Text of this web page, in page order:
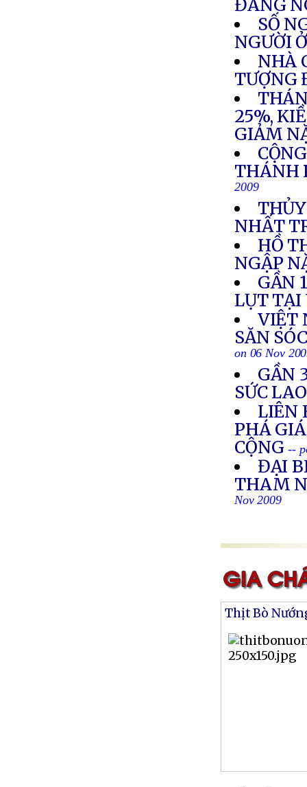
ĐÁNG
SỐ
NGƯỜI
NHÀ
TƯỢNG
25%,
GIẢM
THÁNH
2009
NHẤT
HỒ
NGẬP
GẦN
LỤT
VIỆT
SĂN
on 06 Nov
GẦN
SỨC
LIÊN
PHÁ
CỘNG --
ĐẠI
THAM
Nov 2009
Thịt Bò